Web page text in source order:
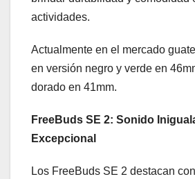
actividades.
Actualmente en el mercado
en versión negro y verde en
dorado en 41mm.
FreeBuds SE 2: Sonido
Excepcional
Los FreeBuds SE 2 destacan